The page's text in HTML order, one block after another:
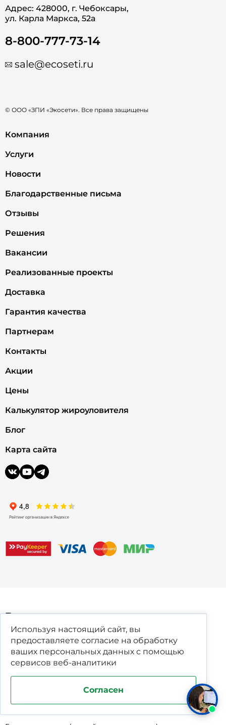
Адрес: 428000, г. Чебоксары,
ул. Карла Маркса, 52а
8-800-777-73-14
sale@ecoseti.ru
© ООО «ЗПИ «Экосети». Все права защищены
Компания
Услуги
Новости
Благодарственные письма
Отзывы
Решения
Вакансии
Реализованные проекты
Доставка
Гарантия качества
Партнерам
Контакты
Акции
Цены
Калькулятор жироуловителя
Блог
Карта сайта
Продукция
Жироуловители
Пескоуловители
Крахмалоуловители
Используя настоящий сайт, вы
предоставляете согласие на обработку
ваших персональных данных с помощью
сервисов веб-аналитики
Согласен